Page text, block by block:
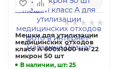
Мешки для утилизации
медицинских отходов
класс А 600х1000 мм 22
микрон 50 шт
В наличии, шт: 25